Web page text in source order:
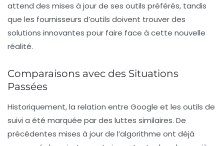
attend des mises à jour de ses outils préférés, tandis
que les fournisseurs d’outils doivent trouver des
solutions innovantes pour faire face à cette nouvelle
réalité.
Comparaisons avec des Situations
Passées
Historiquement, la relation entre Google et les outils de
suivi a été marquée par des luttes similaires. De
précédentes mises à jour de l’algorithme ont déjà